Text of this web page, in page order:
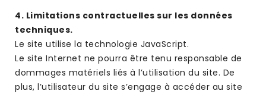
4. Limitations contractuelles sur les données
techniques.
Le site utilise la technologie JavaScript.
Le site Internet ne pourra être tenu responsable de
dommages matériels liés à l’utilisation du site. De
plus, l’utilisateur du site s’engage à accéder au site